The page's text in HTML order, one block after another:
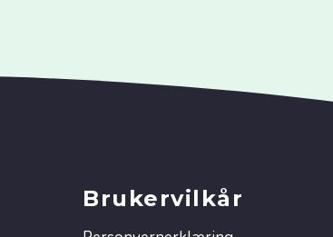
Brukervilkår